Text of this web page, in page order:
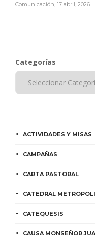
Comunicación, 17 abril, 2026
Categorías
ACTIVIDADES Y MISAS
CAMPAÑAS
CARTA PASTORAL
CATEDRAL
CATEQUESIS
CAUSA MONSEÑOR